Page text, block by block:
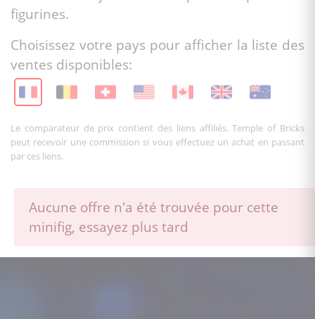
figurines.
Choisissez votre pays pour afficher la liste des
ventes disponibles:
Le comparateur de prix contient des liens affiliés. Temple of Bricks
peut recevoir une commission si vous effectuez un achat en passant
par ces liens.
Aucune offre n'a été trouvée pour cette
minifig, essayez plus tard